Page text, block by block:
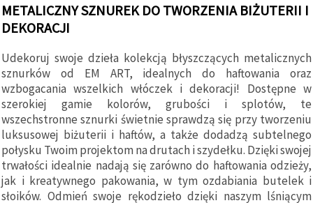
plików
cookie i
podobnych
aby
zapewnić
prawidłowe
działanie
strony
internetowej,
poprawić
komfort
korzystania
z niej oraz,
za Państwa
zgodą,
analizować
METALICZNY SZNUREK DO TWORZENIA BIŻUTERII I
DEKORACJI
Udekoruj swoje dzieła kolekcją błyszczących metalicznych
sznurków od EM ART, idealnych do haftowania oraz
wzbogacania wszelkich włóczek i dekoracji! Dostępne w
szerokiej gamie kolorów, grubości i splotów, te
wszechstronne sznurki świetnie sprawdzą się przy tworzeniu
luksusowej biżuterii i haftów, a także dodadzą subtelnego
połysku Twoim projektom na drutach i szydełku. Dzięki swojej
trwałości idealnie nadają się zarówno do haftowania odzieży,
jak i kreatywnego pakowania, w tym ozdabiania butelek i
słoików. Odmień swoje rękodzieło dzięki naszym lśniącym